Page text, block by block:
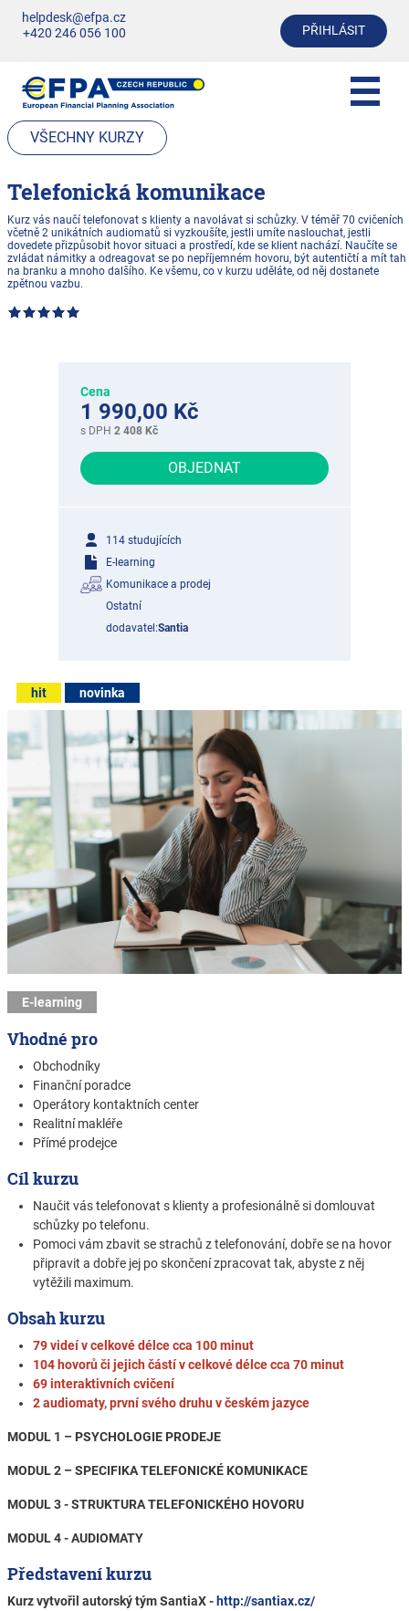
helpdesk@efpa.cz
+420 246 056 100
PŘIHLÁSIT
VŠECHNY KURZY
Telefonická komunikace
Kurz vás naučí telefonovat s klienty a navolávat si schůzky. V téměř 70 cvičeních
včetně 2 unikátních audiomatů si vyzkoušíte, jestli umíte naslouchat, jestli
dovedete přizpůsobit hovor situaci a prostředí, kde se klient nachází. Naučíte se
zvládat námitky a odreagovat se po nepříjemném hovoru, být autentičtí a mít tah
na branku a mnoho dalšího. Ke všemu, co v kurzu uděláte, od něj dostanete
zpětnou vazbu.
hit novinka
E-learning
Vhodné pro
Obchodníky
Finanční poradce
Operátory kontaktních center
Realitní makléře
Přímé prodejce
Cíl kurzu
Naučit vás telefonovat s klienty a profesionálně si domlouvat
schůzky po telefonu.
Pomoci vám zbavit se strachů z telefonování, dobře se na hovor
připravit a dobře jej po skončení zpracovat tak, abyste z něj
vytěžili maximum.
Obsah kurzu
79 videí v celkové délce cca 100 minut
104 hovorů či jejich částí v celkové délce cca 70 minut
69 interaktivních cvičení
2 audiomaty, první svého druhu v českém jazyce
MODUL 1 – PSYCHOLOGIE PRODEJE
MODUL 2 – SPECIFIKA TELEFONICKÉ KOMUNIKACE
MODUL 3 - STRUKTURA TELEFONICKÉHO HOVORU
MODUL 4 - AUDIOMATY
Představení kurzu
Kurz vytvořil autorský tým SantiaX -http://santiax.cz/
Cena
1 990,00 Kč
s DPH 2 408 Kč
OBJEDNAT
114 studujících
E-learning
Komunikace a prodej
Ostatní
dodavatel:Santia